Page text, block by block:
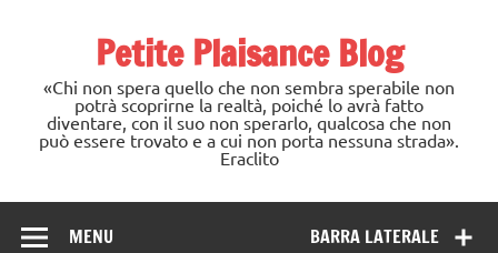
Petite Plaisance Blog
«Chi non spera quello che non sembra sperabile non
potrà scoprirne la realtà, poiché lo avrà fatto
diventare, con il suo non sperarlo, qualcosa che non
può essere trovato e a cui non porta nessuna strada».
Eraclito
BARRA LATERALE
MENU